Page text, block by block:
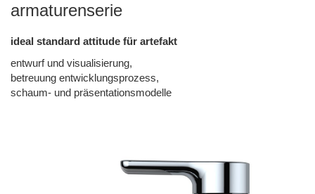
armaturenserie
ideal standard attitude für artefakt
entwurf und visualisierung,
betreuung entwicklungsprozess,
schaum- und präsentationsmodelle